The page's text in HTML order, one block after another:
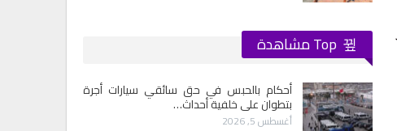
أحكام بالحبس في حق سائقي سيارات أجرة
بتطوان على خلفية أحداث…
أغسطس 5, 2026